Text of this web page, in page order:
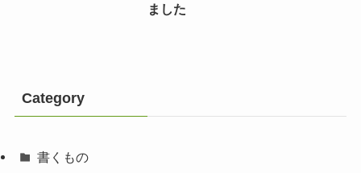
ました
Category
書くもの